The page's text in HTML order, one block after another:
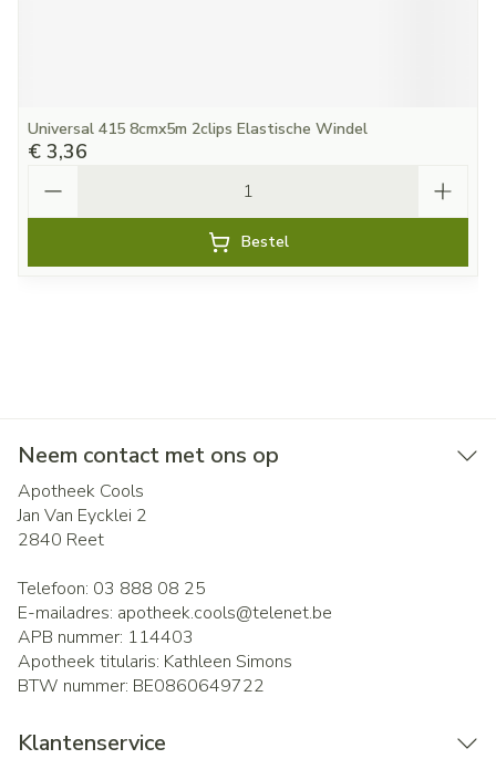
Universal 415 8cmx5m 2clips Elastische Windel
€ 3,36
Bestel
Neem contact met ons op
Apotheek Cools
Jan Van Eycklei 2
2840 Reet
Telefoon: 03 888 08 25
E-mailadres: apotheek.cools@telenet.be
APB nummer: 114403
Apotheek titularis: Kathleen Simons
BTW nummer: BE0860649722
Klantenservice